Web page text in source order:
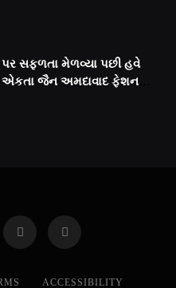
સફળતા મેળવ્યા પછી હવે
એકતા જૈન અમદાવાદ ફેશન
પ્રતિભા પ્રદર્શિત કરશે
ACCESSIBILITY